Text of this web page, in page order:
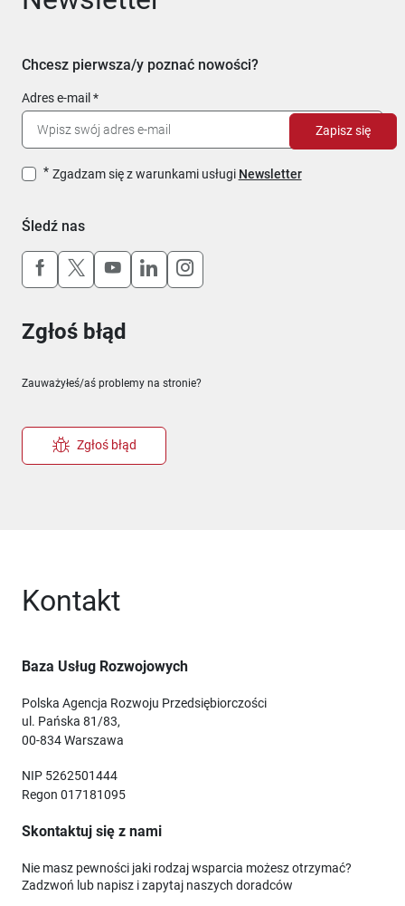
Chcesz pierwsza/y poznać nowości?
Adres e-mail
Zgadzam się z warunkami usługi Newsletter
Zapisz się
Śledź nas
Uwaga, link otworzy się w nowym oknie
Uwaga, link otworzy się w nowym oknie
Uwaga, link otworzy się w nowym
Uwaga, link otworzy się w
Uwaga, link otworzy się w
Zgłoś błąd
Zauważyłeś/aś problemy na stronie?
Zgłoś błąd
Kontakt
Baza Usług Rozwojowych
Polska Agencja Rozwoju Przedsiębiorczości
ul. Pańska 81/83,
00-834 Warszawa
NIP 5262501444
Regon 017181095
Skontaktuj się z nami
Nie masz pewności jaki rodzaj wsparcia możesz otrzymać?
Zadzwoń lub napisz i zapytaj naszych doradców